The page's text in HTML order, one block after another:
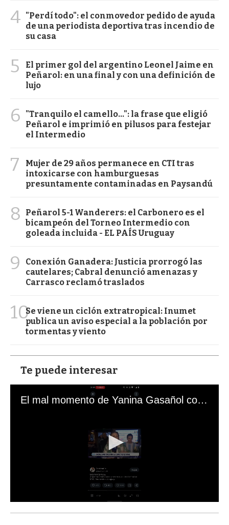
4 "Perdí todo": el conmovedor pedido de ayuda
de una periodista deportiva tras incendio de
su casa
5
El primer gol del argentino Leonel Jaime en
Peñarol: en una final y con una definición de
lujo
6
"Tranquilo el camello...": la frase que eligió
Peñarol e imprimió en pilusos para festejar
el Intermedio
7
Mujer de 29 años permanece en CTI tras
intoxicarse con hamburguesas
presuntamente contaminadas en Paysandú
8
Peñarol 5-1 Wanderers: el Carbonero es el
bicampeón del Torneo Intermedio con
goleada incluida - EL PAÍS Uruguay
9
Conexión Ganadera: Justicia prorrogó las
cautelares; Cabral denunció amenazas y
Carrasco reclamó traslados
10Se viene un ciclón extratropical: Inumet
publica un aviso especial a la población por
tormentas y viento
Te puede interesar
El mal momento de Yanina Gasañol con un hincha argentino en "Subrayado"
s